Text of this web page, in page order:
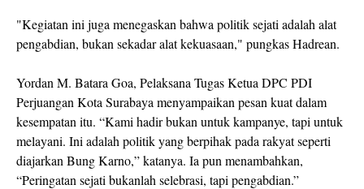
"Kegiatan ini juga menegaskan bahwa politik sejati adalah alat
pengabdian, bukan sekadar alat kekuasaan," pungkas Hadrean.
Yordan M. Batara Goa, Pelaksana Tugas Ketua DPC PDI
Perjuangan Kota Surabaya menyampaikan pesan kuat dalam
kesempatan itu. “Kami hadir bukan untuk kampanye, tapi untuk
melayani. Ini adalah politik yang berpihak pada rakyat seperti
diajarkan Bung Karno,” katanya. Ia pun menambahkan,
“Peringatan sejati bukanlah selebrasi, tapi pengabdian.”